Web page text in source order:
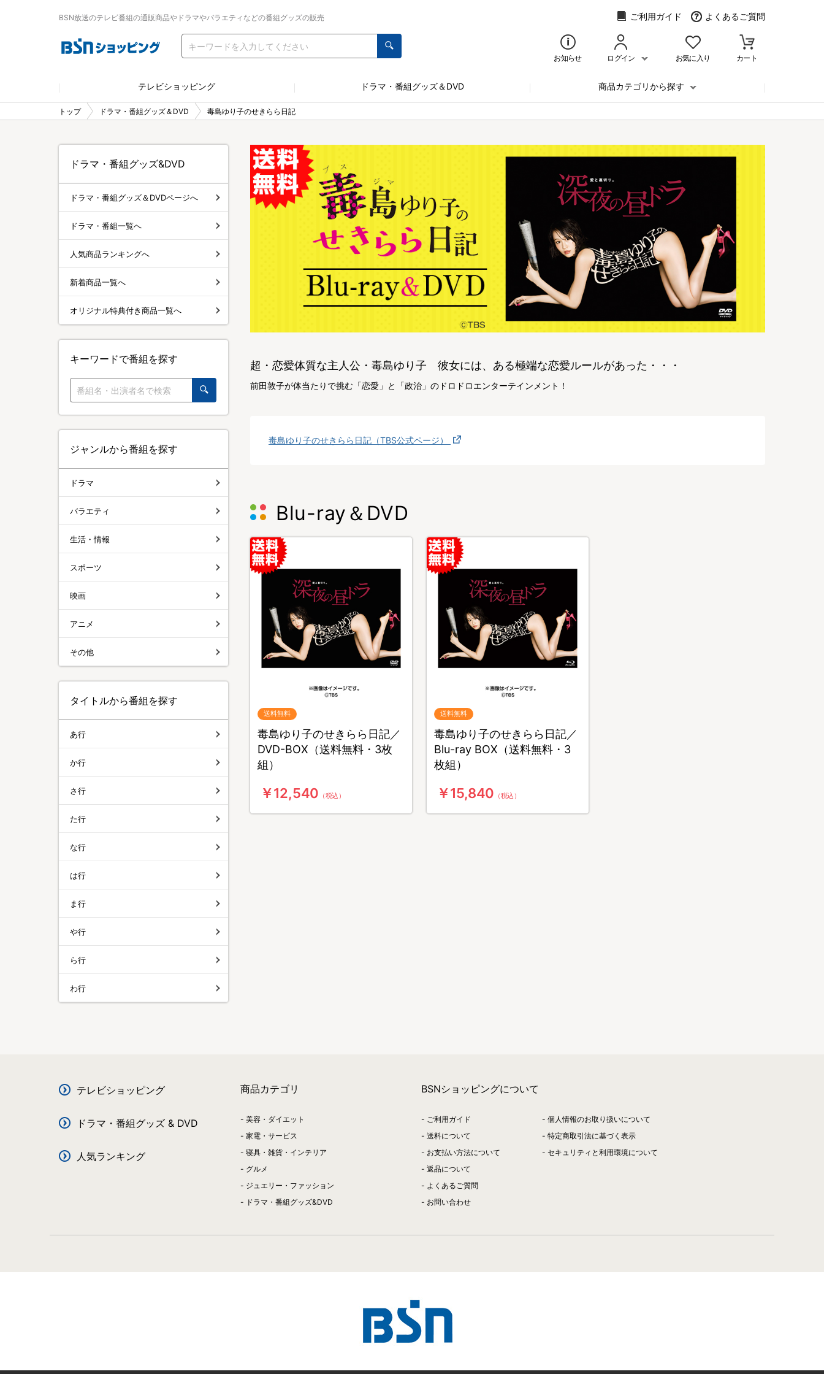
BSN放送のテレビ番組の通販商品やドラマやバラエティなどの番組グッズの販売 ご利用ガイド よくあるご質問
お知らせ ログイン お気に入り カート
テレビショッピング ドラマ・番組グッズ＆DVD 商品カテゴリから探す
トップ ドラマ・番組グッズ＆DVD 毒島ゆり子のせきらら日記
超・恋愛体質な主人公・毒島ゆり子 彼女には、ある極端な恋愛ルールがあった・・・
前田敦子が体当たりで挑む「恋愛」と「政治」のドロドロエンターテインメント！
毒島ゆり子のせきらら日記（TBS公式ページ）
Blu-ray＆DVD
送料無料
毒島ゆり子のせきらら日記／
DVD-BOX（送料無料・3枚
組）
￥12,540 （税込）
送料無料
毒島ゆり子のせきらら日記／
Blu-ray BOX（送料無料・3
枚組）
￥15,840 （税込）
ドラマ・番組グッズ&DVD
ドラマ・番組グッズ＆DVDページへ
ドラマ・番組一覧へ
人気商品ランキングへ
新着商品一覧へ
オリジナル特典付き商品一覧へ
キーワードで番組を探す
ジャンルから番組を探す
ドラマ
バラエティ
生活・情報
スポーツ
映画
アニメ
その他
タイトルから番組を探す
あ行
か行
さ行
た行
な行
は行
ま行
や行
ら行
わ行
テレビショッピング
ドラマ・番組グッズ & DVD
人気ランキング
商品カテゴリ
美容・ダイエット
家電・サービス
寝具・雑貨・インテリア
グルメ
ジュエリー・ファッション
ドラマ・番組グッズ&DVD
BSNショッピングについて
ご利用ガイド
送料について
お支払い方法について
返品について
よくあるご質問
お問い合わせ
個人情報のお取り扱いについて
特定商取引法に基づく表示
セキュリティと利用環境について